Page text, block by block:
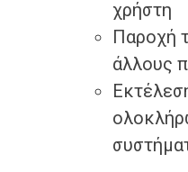
χρήστη
Παροχή
άλλους